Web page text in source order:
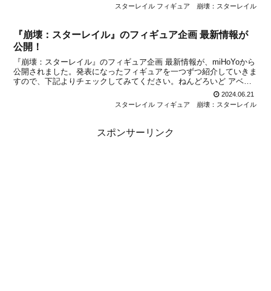
スターレイル フィギュア
崩壊：スターレイル
『崩壊：スターレイル』のフィギュア企画 最新情報が
公開！
『崩壊：スターレイル』のフィギュア企画 最新情報が、miHoYoから
公開されました。発表になったフィギュアを一つずつ紹介していきま
すので、下記よりチェックしてみてください。ねんどろいど アベン
チュリンCopyright © miHoYo. All Rights Reserved.●ねんどろいど ア
2024.06.21
スターレイル フィギュア
崩壊：スターレイル
スポンサーリンク